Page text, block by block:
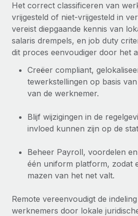
Het correct classificeren van
vrijgesteld of niet-vrijgesteld in
vereist diepgaande kennis van
salaris drempels, en job duty
dit proces eenvoudiger door het
Creëer compliant,
tewerkstellingen op basis
van de werknemer.
Blijf wijzigingen in de
invloed kunnen zijn op de
Beheer Payroll, voordelen
één uniform platform, zodat
mazen van het net valt.
Remote vereenvoudigt de
werknemers door lokale